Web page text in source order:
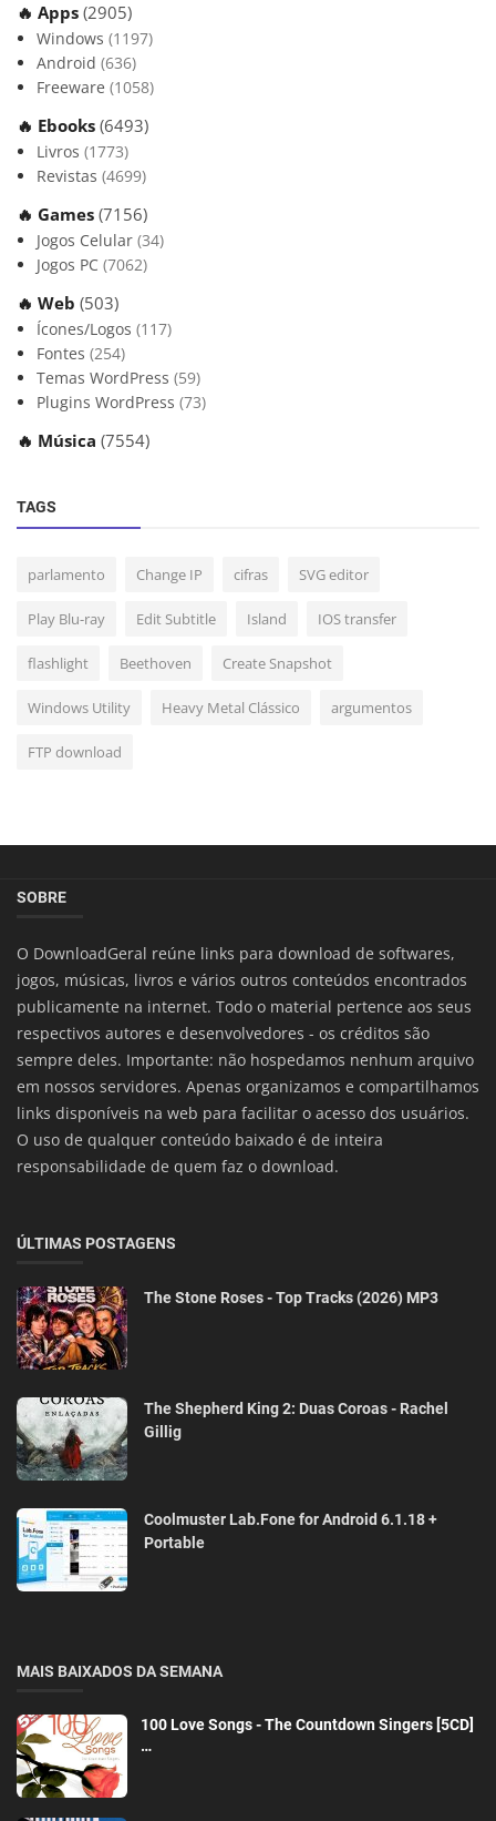
🔥 Apps (2905)
Windows (1197)
Android (636)
Freeware (1058)
🔥 Ebooks (6493)
Livros (1773)
Revistas (4699)
🔥 Games (7156)
Jogos Celular (34)
Jogos PC (7062)
🔥 Web (503)
Ícones/Logos (117)
Fontes (254)
Temas WordPress (59)
Plugins WordPress (73)
🔥 Música (7554)
TAGS
parlamento Change IP cifras SVG editor
Play Blu-ray Edit Subtitle Island IOS transfer
flashlight Beethoven Create Snapshot
Windows Utility Heavy Metal Clássico argumentos
FTP download
SOBRE
O DownloadGeral reúne links para download de softwares,
jogos, músicas, livros e vários outros conteúdos encontrados
publicamente na internet. Todo o material pertence aos seus
respectivos autores e desenvolvedores - os créditos são
sempre deles. Importante: não hospedamos nenhum arquivo
em nossos servidores. Apenas organizamos e compartilhamos
links disponíveis na web para facilitar o acesso dos usuários.
O uso de qualquer conteúdo baixado é de inteira
responsabilidade de quem faz o download.
ÚLTIMAS POSTAGENS
The Stone Roses - Top Tracks (2026) MP3
The Shepherd King 2: Duas Coroas - Rachel
Gillig
Coolmuster Lab.Fone for Android 6.1.18 +
Portable
MAIS BAIXADOS DA SEMANA
100 Love Songs - The Countdown Singers [5CD]
…